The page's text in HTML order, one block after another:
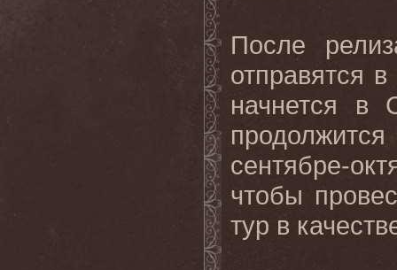
После
отправятся
начнется в
сентябре-
чтобы
тур в